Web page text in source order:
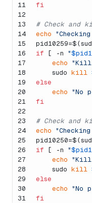
11
12
13
14
15
16
17
18
19
20
21
22
23
24
25
26
27
28
29
30
31
fi
# Check and
echo
if [ -n "
echo
    sudo
kill
else
echo
"No
fi
# Check and
echo
if [ -n "
echo
    sudo
kill
else
echo
"No
fi